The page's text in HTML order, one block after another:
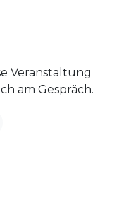
Veranstaltung
am Gespräch.